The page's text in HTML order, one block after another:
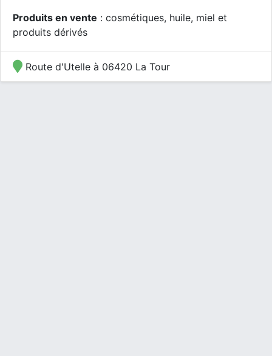
Produits en vente : cosmétiques, huile, miel et
produits dérivés
Route d'Utelle à 06420 La Tour